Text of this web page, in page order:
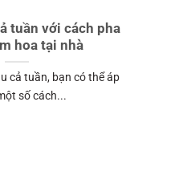
tuần với cách pha
hoa tại nhà
cả tuần, bạn có thể áp
số cách...